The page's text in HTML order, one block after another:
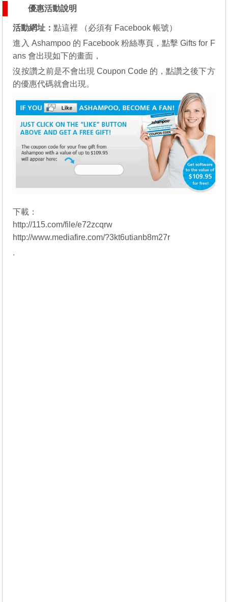
優惠活動說明
活動網址：點這裡 （必須有 Facebook 帳號）
進入 Ashampoo 的 Facebook 粉絲專頁 ，點擊 Gifts for F
ans 會出現如下的畫面，
沒按讚之前是不會出現 Coupon Code 的，點讚之後下方
的優惠代碼就會出現。
下載：
http://115.com/file/e72zcqrw
http://www.mediafire.com/?3kt6utianb8m27r
.